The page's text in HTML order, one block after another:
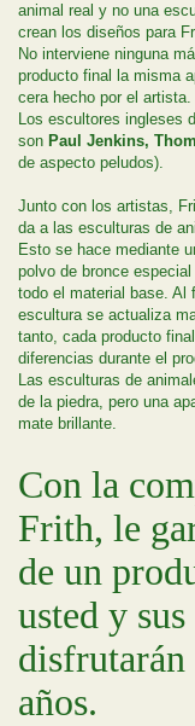
animal real y no una
crean los diseños para
No interviene ninguna
producto final la misma
cera hecho por el artista.
Los escultores ingleses
son Paul Jenkins,
de aspecto peludos).
Junto con los artistas,
da a las esculturas de
Esto se hace mediante
polvo de bronce
todo el material base. Al
escultura se actualiza
tanto, cada producto
diferencias durante el
Las esculturas de
de la piedra, pero una
mate brillante.
Con la
Frith, le
de un
usted y
disfrutarán
años.